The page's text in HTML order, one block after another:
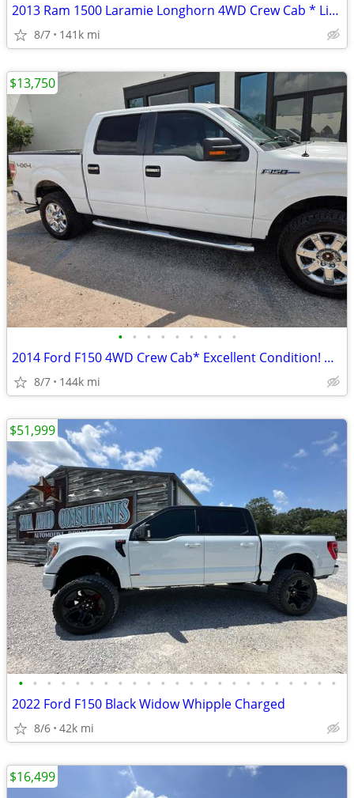
2013 Ram 1500 Laramie Longhorn 4WD Crew Cab * Like NEW!!
8/7 141k mi
• • • • • • • • •
2014 Ford F150 4WD Crew Cab* Excellent Condition! Must See!!!
8/7 144k mi
$13,750
• • • • • • • • • • • • • • • • • • • • • • •
2022 Ford F150 Black Widow Whipple Charged
8/6 42k mi
$51,999
$16,499